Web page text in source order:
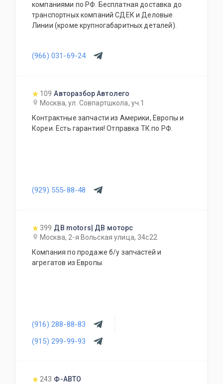
компаниями по РФ. Бесплатная доставка до
транспортных компаний СДЕК и Деловые
Линии (кроме крупногабаритных деталей).
(966) 031-69-24
109 Авторазбор Автолего
Москва, ул. Совпартшкола, уч.1
Контрактные запчасти из Америки, Европы и
Кореи. Есть гарантия! Отправка ТК по РФ.
(929) 555-88-48
399 ДВ motors| ДВ моторс
Москва, 2-я Вольская улица, 34с22
Компания по продаже б/у запчастей и
агрегатов из Европы.
(916) 288-88-83
(915) 299-99-93
243 Ф-АВТО